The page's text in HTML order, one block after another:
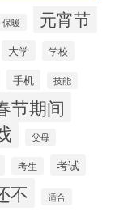
保暖 元宵节
大学 学校
手机 技能
节期间
父母
考生 考试
不 适合